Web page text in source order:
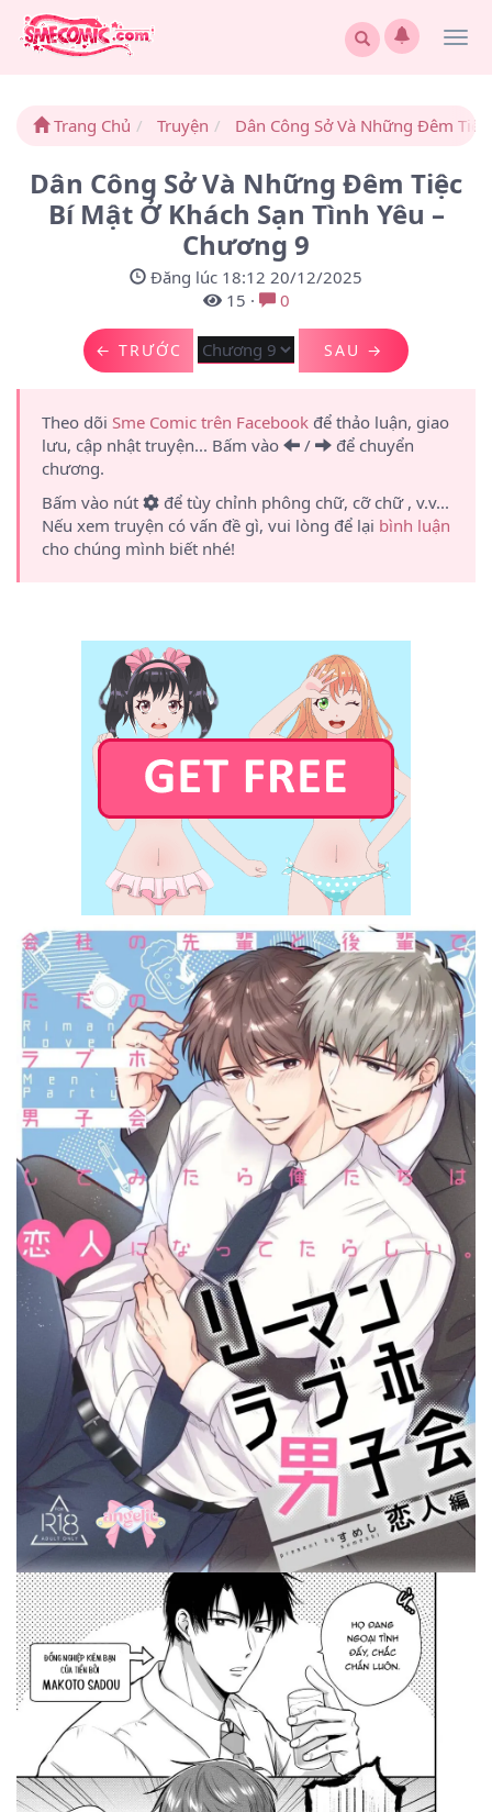
Trang Chủ Truyện Dân Công Sở Và Những Đêm
Dân Công Sở Và Những Đêm Tiệc
Bí Mật Ở Khách Sạn Tình Yêu –
Chương 9
Đăng lúc 18:12 20/12/2025
15 · 0
← TRƯỚC SAU →
Theo dõi Sme Comic trên Facebook để thảo luận, giao
lưu, cập nhật truyện... Bấm vào
/
để chuyển
chương.
Bấm vào nút
để tùy chỉnh phông chữ, cỡ chữ , v.v...
Nếu xem truyện có vấn đề gì, vui lòng để lại bình luận
cho chúng mình biết nhé!